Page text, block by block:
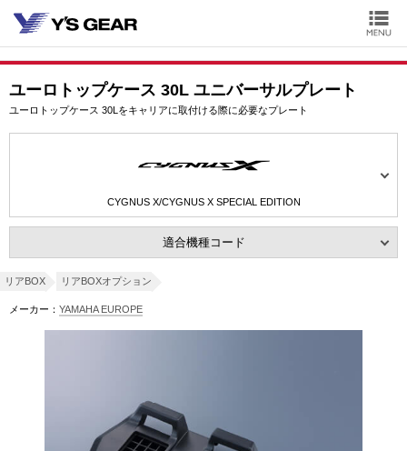
ユーロトップケース 30L ユニバーサルプレート
ユーロトップケース 30Lをキャリアに取付ける際に必要なプレート
CYGNUS X/CYGNUS X SPECIAL EDITION
適合機種コード
リアBOX リアBOXオプション
メーカー： YAMAHA EUROPE